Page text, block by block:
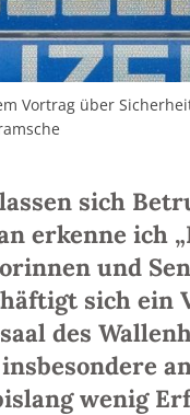
Vortrag über
sich
erkenne ich
und
sich ein
des
wenig